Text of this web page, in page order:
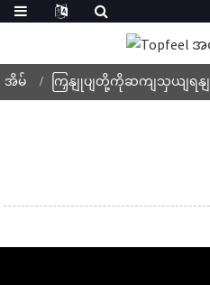
အိမ် ကြှနျုပျတို့ကိုဆကျသှယျရနျ